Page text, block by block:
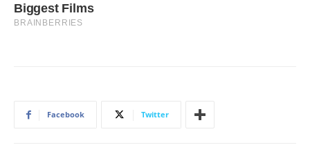
Facebook Twitter